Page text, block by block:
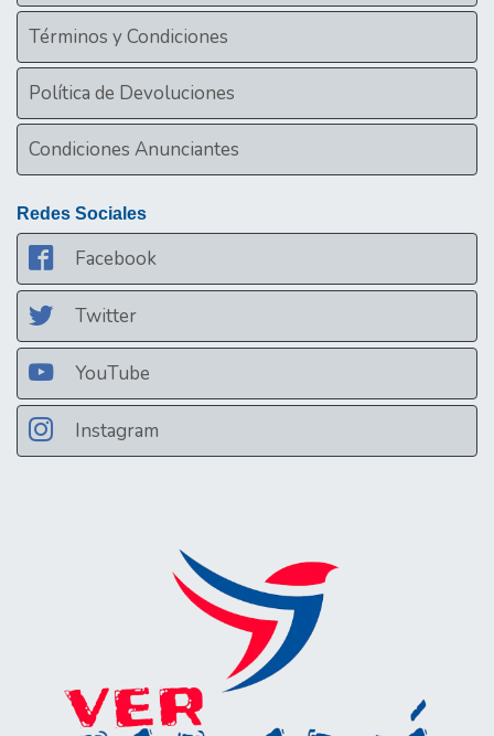
Términos y Condiciones
Política de Devoluciones
Condiciones Anunciantes
Redes Sociales
Facebook
Twitter
YouTube
Instagram